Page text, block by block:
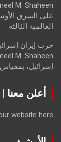
على الشرق
العالمية الثالثة
إسرائيل،
أعلن معنا | Advertise with us
website here